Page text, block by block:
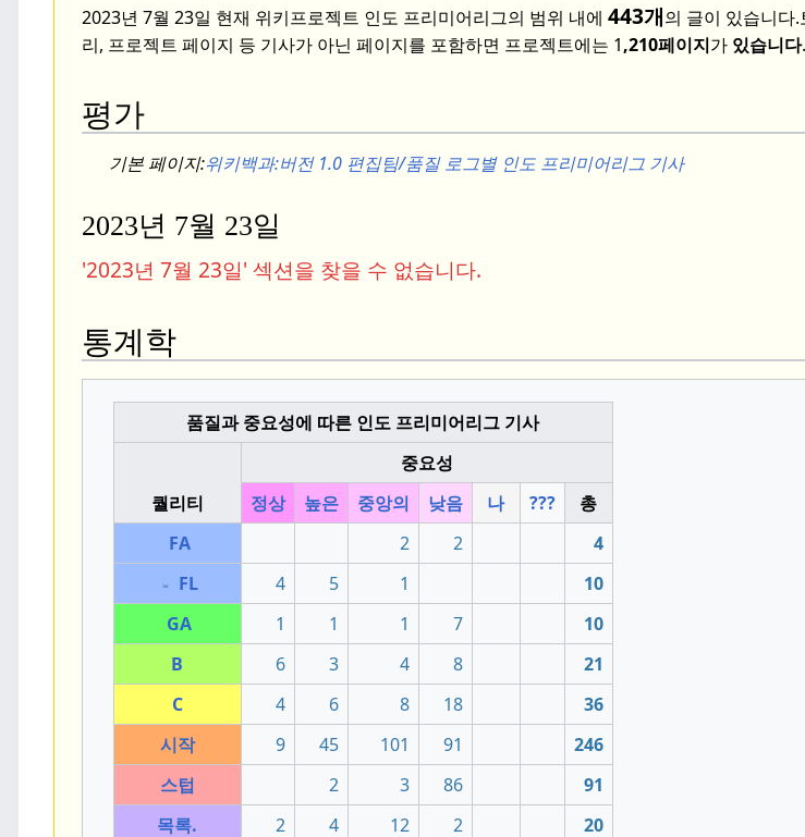
2023년 7월 23일 현재 위키프로젝트 인도 프리미어리그의 범위 내에 443개의 글이 있습니다.
리, 프로젝트 페이지 등 기사가 아닌 페이지를 포함하면 프로젝트에는 1,210페이지가 있습니다.
평가
기본 페이지:위키백과:버전 1.0 편집팀/품질 로그별 인도 프리미어리그 기사
2023년 7월 23일
'2023년 7월 23일' 섹션을 찾을 수 없습니다.
통계학
품질과 중요성에 따른 인도 프리미어리그 기사
퀄리티
중요성
정상
높은 중앙의 낮음 나 ???
총
FA
2 2
4
FL
4 5 1
10
GA
1 1 1 7
10
B
6 3 4 8
21
C
4 6 8 18
36
시작
9 45 101 91
246
스텁
2 3 86
91
목록.
2 4 12 2
20